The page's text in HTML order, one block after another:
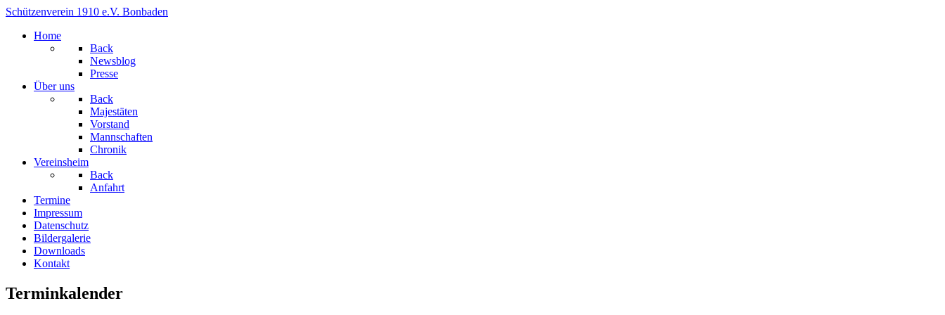
Schützenverein 1910 e.V. Bonbaden
Home
Back
Newsblog
Presse
Über uns
Back
Majestäten
Vorstand
Mannschaften
Chronik
Vereinsheim
Back
Anfahrt
Termine
Impressum
Datenschutz
Bildergalerie
Downloads
Kontakt
Terminkalender